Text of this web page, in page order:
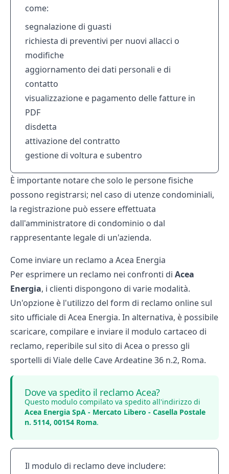
come:
segnalazione di guasti
richiesta di preventivi per nuovi allacci o
modifiche
aggiornamento dei dati personali e di
contatto
visualizzazione e pagamento delle fatture in
PDF
disdetta
attivazione del contratto
gestione di voltura e subentro
È importante notare che solo le persone fisiche
possono registrarsi; nel caso di utenze condominiali,
la registrazione può essere effettuata
dall'amministratore di condominio o dal
rappresentante legale di un'azienda.
Come inviare un reclamo a Acea Energia
Per esprimere un reclamo nei confronti di Acea
Energia, i clienti dispongono di varie modalità.
Un'opzione è l'utilizzo del form di reclamo online sul
sito ufficiale di Acea Energia. In alternativa, è possibile
scaricare, compilare e inviare il modulo cartaceo di
reclamo, reperibile sul sito di Acea o presso gli
sportelli di Viale delle Cave Ardeatine 36 n.2, Roma.
Dove va spedito il reclamo Acea?
Questo modulo compilato va spedito all'indirizzo di
Acea Energia SpA - Mercato Libero - Casella Postale
n. 5114, 00154 Roma.
Il modulo di reclamo deve includere: